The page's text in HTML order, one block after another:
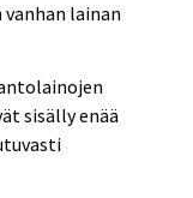
lainan
sisälly enää